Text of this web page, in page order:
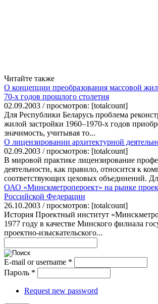
Читайте также
О концепции преобразования массовой
70-х годов прошлого столетия
02.09.2003 / просмотров: [totalcount]
Для Республики Беларусь проблема
жилой застройки 1960–1970-х годов
значимость, учитывая то...
О лицензировании архитектурной
02.09.2003 / просмотров: [totalcount]
В мировой практике лицензирование
деятельности, как правило, относится к
соответствующих цеховых объединений.
ОАО «Минскметропероект» на рынке
Российской Федерации
26.10.2003 / просмотров: [totalcount]
История Проектный институт
1977 году в качестве Минского филиала
проектно-изыскательского...
E-mail or username *
Пароль *
Request new password